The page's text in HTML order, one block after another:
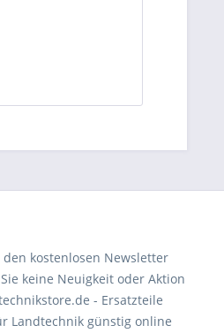
kostenlosen Newsletter
keine Neuigkeit oder Aktion
- Ersatzteile
Landtechnik günstig online